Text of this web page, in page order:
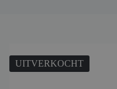
UITVERKOCHT